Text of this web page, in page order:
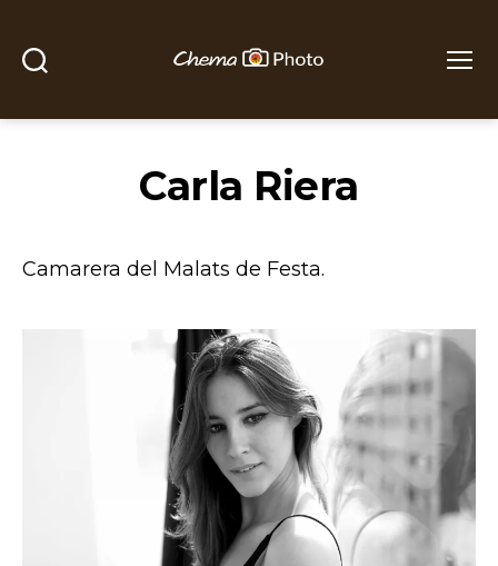
Photo
Carla Riera
Camarera del Malats de Festa.